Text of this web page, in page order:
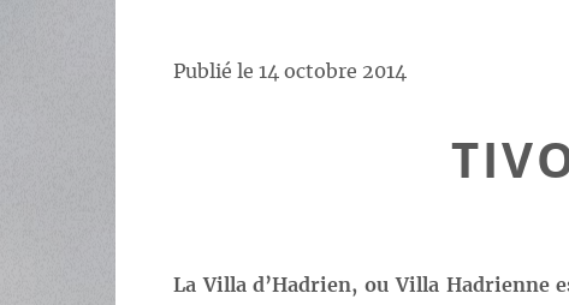
Publié le 14 octobre 2014
La Villa d’Hadrien, ou Villa